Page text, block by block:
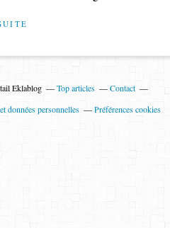
Eklablog Top articles
Contact
données personnelles Préférences cookies